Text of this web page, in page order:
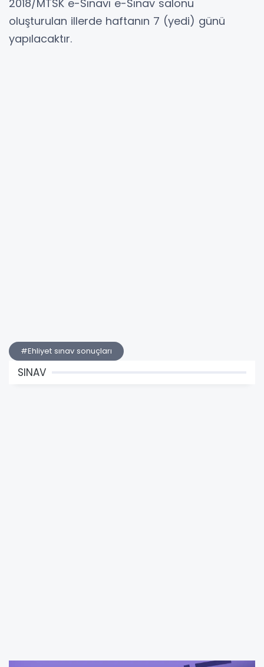
2018/MTSK e-Sınavı e-Sınav salonu
oluşturulan illerde haftanın 7 (yedi) günü
yapılacaktır.
#Ehliyet sınav sonuçları
SINAV